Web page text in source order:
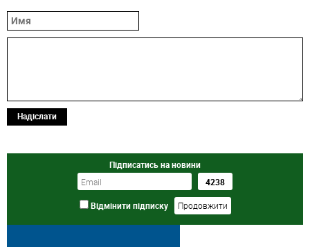
Надіслати
Підписатись на новини
Відмінити підписку